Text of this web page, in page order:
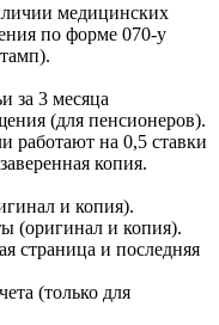
медицинских
по форме 070-у
за 3 месяца
(для пенсионеров).
работают на 0,5 ставки
копия.
и копия).
(оригинал и копия).
страница и последняя
(только для